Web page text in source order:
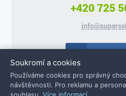
+420 725
Soukromí a cookies
Používáme cookies pro správný
návštěvnosti. Pro reklamu a